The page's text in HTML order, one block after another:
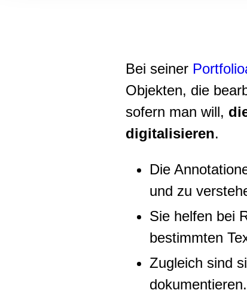
und Analysen
Bei seiner
Objekten, die
sofern man will,
digitalisieren.
Die
und zu
Sie helfen bei
bestimmten
Zugleich sind
dokumentieren.